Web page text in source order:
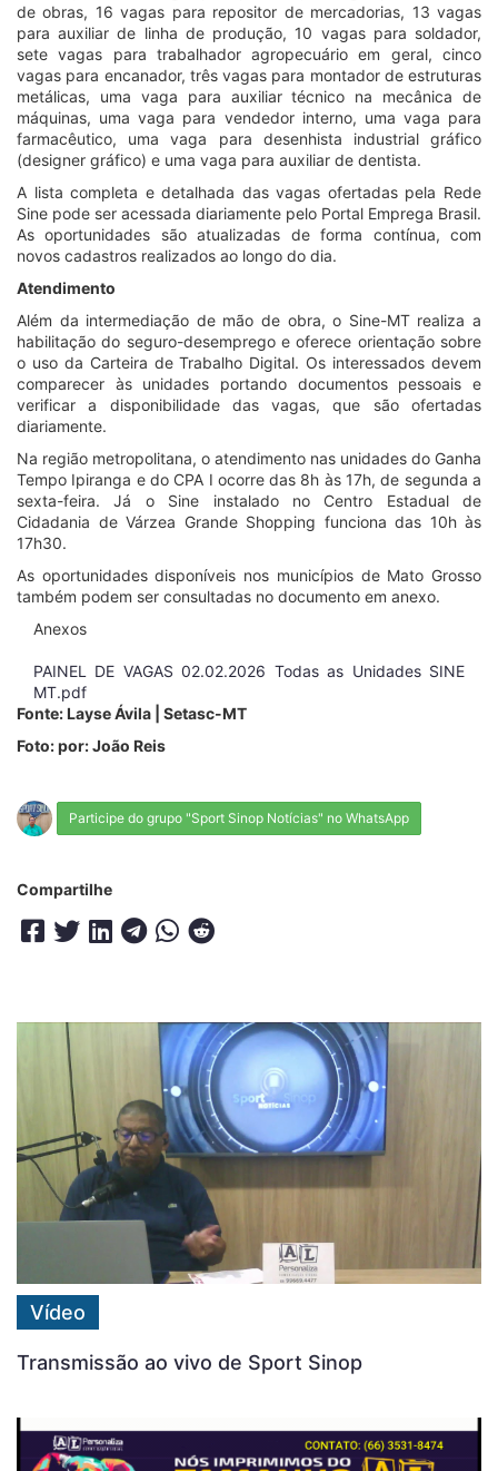
de obras, 16 vagas para repositor de mercadorias, 13 vagas
para auxiliar de linha de produção, 10 vagas para soldador,
sete vagas para trabalhador agropecuário em geral, cinco
vagas para encanador, três vagas para montador de estruturas
metálicas, uma vaga para auxiliar técnico na mecânica de
máquinas, uma vaga para vendedor interno, uma vaga para
farmacêutico, uma vaga para desenhista industrial gráfico
(designer gráfico) e uma vaga para auxiliar de dentista.
A lista completa e detalhada das vagas ofertadas pela Rede
Sine pode ser acessada diariamente pelo Portal Emprega Brasil.
As oportunidades são atualizadas de forma contínua, com
novos cadastros realizados ao longo do dia.
Atendimento
Além da intermediação de mão de obra, o Sine-MT realiza a
habilitação do seguro-desemprego e oferece orientação sobre
o uso da Carteira de Trabalho Digital. Os interessados devem
comparecer às unidades portando documentos pessoais e
verificar a disponibilidade das vagas, que são ofertadas
diariamente.
Na região metropolitana, o atendimento nas unidades do Ganha
Tempo Ipiranga e do CPA I ocorre das 8h às 17h, de segunda a
sexta-feira. Já o Sine instalado no Centro Estadual de
Cidadania de Várzea Grande Shopping funciona das 10h às
17h30.
As oportunidades disponíveis nos municípios de Mato Grosso
também podem ser consultadas no documento em anexo.
Anexos
PAINEL DE VAGAS 02.02.2026 Todas as Unidades SINE
MT.pdf
Fonte: Layse Ávila | Setasc-MT
Foto: por: João Reis
Participe do grupo "Sport Sinop Notícias" no WhatsApp
Compartilhe
Vídeo
Transmissão ao vivo de Sport Sinop